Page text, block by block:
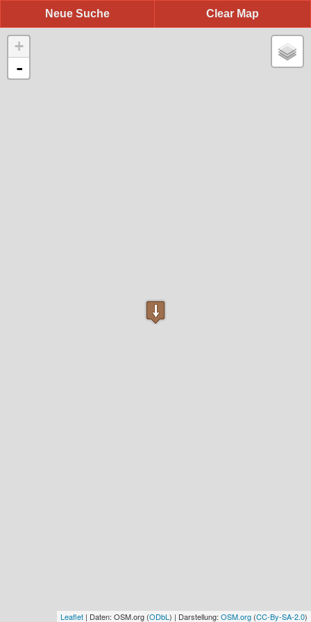
Clear Map
Neue Suche
+
-
Leaflet | Daten: OSM.org (ODbL ) | Darstellung: OSM.org (CC-By-SA-2.0)